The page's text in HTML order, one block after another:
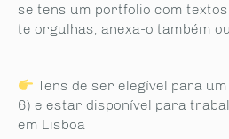
se tens um portfolio com
te orgulhas, anexa-o também
Tens de ser elegível para
6) e estar disponível para
em Lisboa